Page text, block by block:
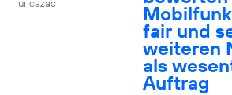
iuricazac
fair und
weiteren
als
Auftrag